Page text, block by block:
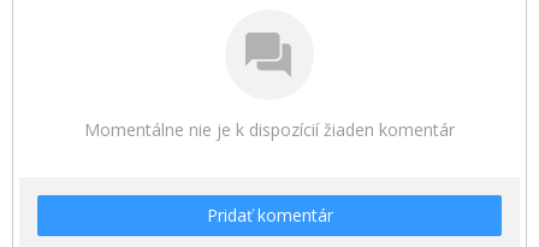
Momentálne nie je k dispozícií žiaden komentár
Pridať komentár